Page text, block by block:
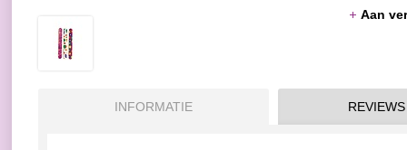
Aan
INFORMATIE REVIEWS